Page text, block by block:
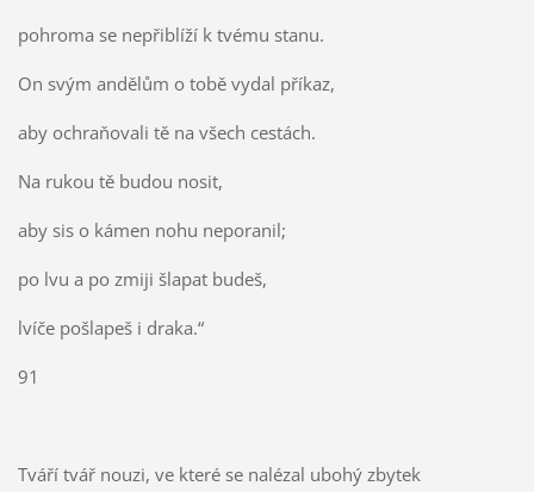
pohroma se nepřiblíží k tvému stanu.
On svým andělům o tobě vydal příkaz,
aby ochraňovali tě na všech cestách.
Na rukou tě budou nosit,
aby sis o kámen nohu neporanil;
po lvu a po zmiji šlapat budeš,
lvíče pošlapeš i draka.“
91
Tváří tvář nouzi, ve které se nalézal ubohý zbytek